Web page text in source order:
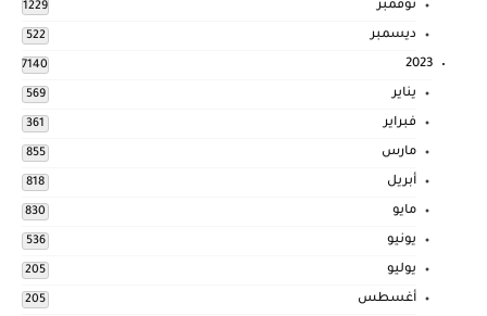
نوفمبر 1229
ديسمبر 522
2023
7140
يناير 569
فبراير 361
مارس 855
أبريل 818
مايو 830
يونيو 536
يوليو 205
أغسطس 205